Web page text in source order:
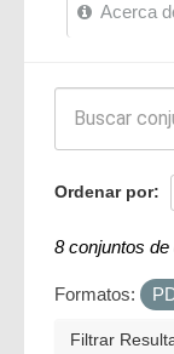
Acerca
Ordenar por
8 conjuntos
Formatos:
Filtrar